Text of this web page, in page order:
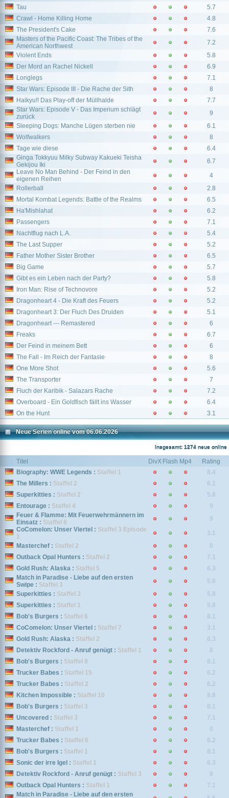
Tau
5.7
Crawl - Home Killing Home
4.8
The President's Cake
7.6
Masters of the Pacific Coast: The Tribes of the
American Northwest
7.2
Violent Ends
5.8
Der Mord an Rachel Nickell
6.9
Longlegs
7.1
Star Wars: Episode III - Die Rache der Sith
8
Haikyu!! Das Play-off der Müllhalde
7.7
Star Wars: Episode V - Das Imperium schlägt
zurück
9
Sleeping Dogs: Manche Lügen sterben nie
6.1
Wolfwalkers
8
Tage wie diese
6.4
Ginga Tokkyuu Milky Subway Kakueki Teisha
Gekijou Iki
6.7
Leave No Man Behind - Der Feind in den
eigenen Reihen
4
Rollerball
2.8
Mortal Kombat Legends: Battle of the Realms
6.5
Ha'Mishlahat
6.2
Passengers
7.1
Nachtflug nach L.A.
5.4
The Last Supper
5.2
Father Mother Sister Brother
6.5
Big Game
5.7
Gibt es ein Leben nach der Party?
5.8
Iron Man: Rise of Technovore
5.2
Dragonheart 4 - Die Kraft des Feuers
5.2
Dragonheart 3: Der Fluch Des Druiden
5.1
Dragonheart --- Remastered
6
Freaks
6.7
Der Feind in meinem Bett
6
The Fall - Im Reich der Fantasie
8
One More Shot
5.6
The Transporter
7
Fluch der Karibik - Salazars Rache
7.2
Overboard - Ein Goldfisch fällt ins Wasser
6.4
On the Hunt
3.1
Neue Serien online vom 06.06.2026
Insgesamt: 1274 neue online
Titel DivX Flash Mp4
Rating
Biography: WWE Legends : Staffel 1
8.4
The Millers : Staffel 2
6.1
Superkitties : Staffel 2
5.8
Entourage : Staffel 4
9
Feuer & Flamme: Mit Feuerwehrmännern im
Einsatz : Staffel 8
9
CoComelon: Unser Viertel : Staffel 3 Episode
1
3.1
Masterchef : Staffel 2
0
Outback Opal Hunters : Staffel 2
7.1
Gold Rush: Alaska : Staffel 5
6.3
Match in Paradise - Liebe auf den ersten
Swipe : Staffel 3
5.6
Superkitties : Staffel 3
5.8
Superkitties : Staffel 1
5.8
Bob's Burgers : Staffel 6
8.1
CoComelon: Unser Viertel : Staffel 7
3.1
Gold Rush: Alaska : Staffel 2
6.3
Detektiv Rockford - Anruf genügt : Staffel 1
8
Bob's Burgers : Staffel 8
8.1
Trucker Babes : Staffel 15
6.2
Trucker Babes : Staffel 2
6.2
Kitchen Impossible : Staffel 10
8.8
Bob's Burgers : Staffel 3
8.1
Uncovered : Staffel 3
7.1
Masterchef : Staffel 1
0
Trucker Babes : Staffel 6
6.2
Bob's Burgers : Staffel 1
8.1
Sonic der irre Igel : Staffel 1
6.3
Detektiv Rockford - Anruf genügt : Staffel 3
8
Outback Opal Hunters : Staffel 1
7.1
Match in Paradise - Liebe auf den ersten